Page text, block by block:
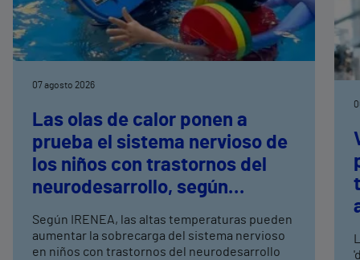
07 agosto 2026
Las olas de calor ponen a
prueba el sistema nervioso de
los niños con trastornos del
neurodesarrollo, según
expertos en
neurorrehabilitación
pediátrica de Vithas
Según IRENEA, las altas temperaturas pueden
aumentar la sobrecarga del sistema nervioso
en niños con trastornos del neurodesarrollo